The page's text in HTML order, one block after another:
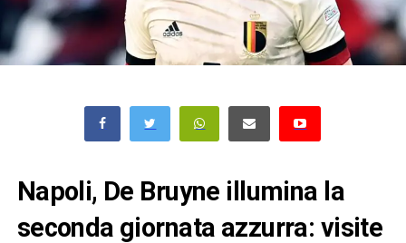
Napoli, De Bruyne illumina la
seconda giornata azzurra: visite